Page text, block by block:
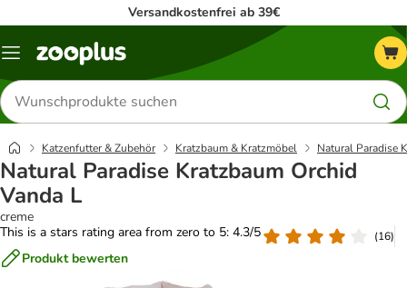
Versandkostenfrei ab 39€
Menü
Produkte
suchen
Katzenfutter & Zubehör Kratzbaum & Kratzmöbel Natural Paradise
Natural Paradise Kratzbaum Orchid
Vanda L
creme
This is a stars rating area from zero to 5: 4.3/5
(16)
Produkt bewerten